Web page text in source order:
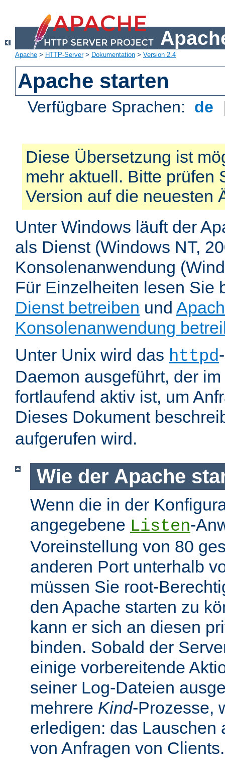
Apache > HTTP-Server> Dokumentation > Version 2.4
Apache starten
Verfügbare Sprachen: de
Diese Übersetzung ist
mehr aktuell. Bitte prüfen
Version auf die neuesten
Unter Windows läuft der
als Dienst (Windows NT,
Konsolenanwendung
Für Einzelheiten lesen Sie
Dienst betreiben und
Konsolenanwendung
Unter Unix wird das httpd
Daemon ausgeführt, der
fortlaufend aktiv ist, um
Dieses Dokument
aufgerufen wird.
Wie der Apache
Wenn die in der
angegebene Listen-
Voreinstellung von 80
anderen Port unterhalb
müssen Sie root-
den Apache starten zu
kann er sich an diesen
binden. Sobald der
einige vorbereitende
seiner Log-Dateien
mehrere Kind-Prozesse,
erledigen: das Lauschen
von Anfragen von